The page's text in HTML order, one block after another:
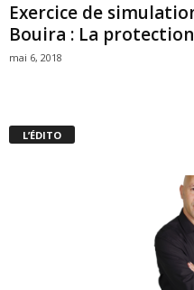
Exercice de
Bouira : La
mai 6, 2018
L’ÉDITO